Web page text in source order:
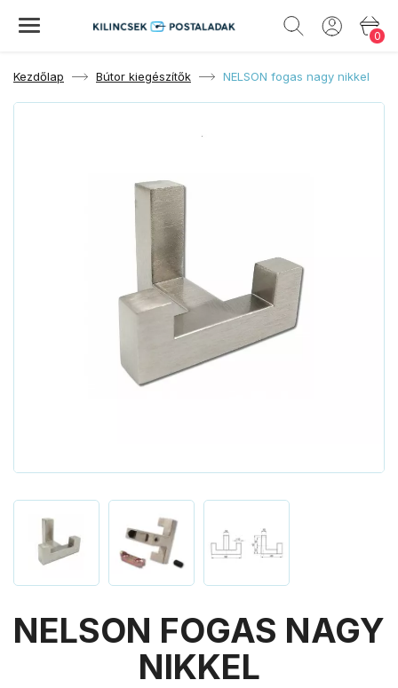
0
Kezdőlap Bútor kiegészítők NELSON fogas nagy nikkel
NELSON FOGAS NAGY
NIKKEL